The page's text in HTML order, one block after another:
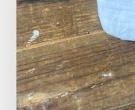
ま
る
の
張
り
子